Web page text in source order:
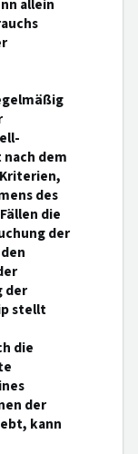
allein
dem
des
die
der
der
stellt
die
der
kann